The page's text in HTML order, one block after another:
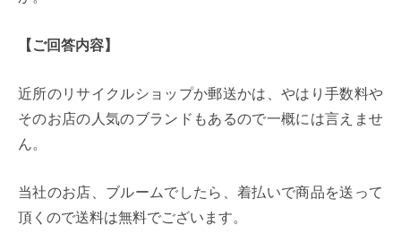
【ご回答内容】
近所のリサイクルショップか郵送かは、やはり手数料や
そのお店の人気のブランドもあるので一概には言えませ
ん。
当社のお店、ブルームでしたら、着払いで商品を送って
頂くので送料は無料でございます。